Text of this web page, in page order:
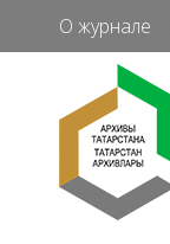
О журнале